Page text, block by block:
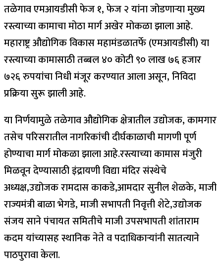
तळेगाव एमआयडीसी फेज १, फेज २ यांना जोडणाऱ्या मुख्य
रस्त्याच्या कामाचा मोठा मार्ग अखेर मोकळा झाला आहे.
महाराष्ट्र औद्योगिक विकास महामंडळातर्फे (एमआयडीसी) या
रस्त्याच्या कामासाठी तब्बल ४० कोटी ९० लाख ७६ हजार
७२६ रुपयांचा निधी मंजूर करण्यात आला असून, निविदा
प्रक्रिया सुरू झाली आहे.
या निर्णयामुळे तळेगाव औद्योगिक क्षेत्रातील उद्योजक, कामगार
तसेच परिसरातील नागरिकांची दीर्घकाळाची मागणी पूर्ण
होण्याचा मार्ग मोकळा झाला आहे.रस्त्याच्या कामास मंजुरी
मिळवून देण्यासाठी इंद्रायणी विद्या मंदिर संस्थेचे
अध्यक्ष,उद्योजक रामदास काकडे,आमदार सुनील शेळके, माजी
राज्यमंत्री बाळा भेगडे, माजी सभापती निवृत्ती शेटे,उद्योजक
संजय साने पंचायत समितीचे माजी उपसभापती शांताराम
कदम यांच्यासह स्थानिक नेते व पदाधिकाऱ्यांनी सातत्याने
पाठपुरावा केला.